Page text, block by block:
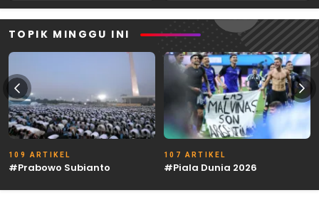
TOPIK MINGGU INI
109 ARTIKEL
#Prabowo Subianto
107 ARTIKEL
#Piala Dunia 2026